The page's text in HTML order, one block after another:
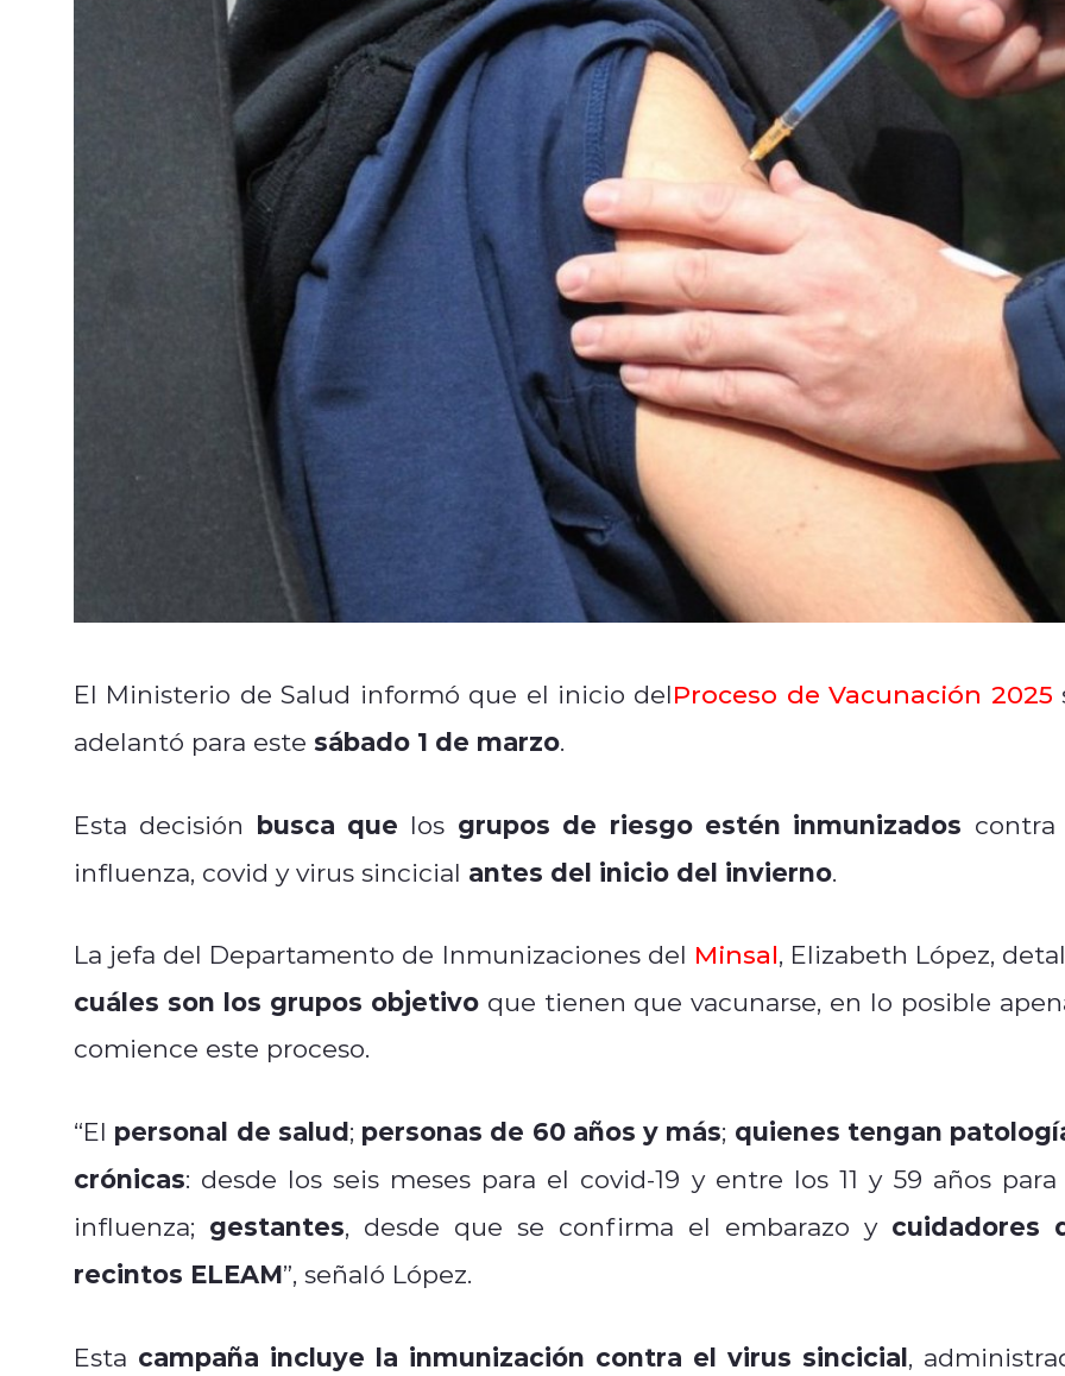
El Ministerio de Salud informó que el inicio delProceso de Vacunación 2025
adelantó para este sábado 1 de marzo.
Esta decisión busca que los grupos de riesgo estén inmunizados contra
influenza, covid y virus sincicial antes del inicio del invierno.
La jefa del Departamento de Inmunizaciones del Minsal, Elizabeth López,
cuáles son los grupos objetivoque tienen que vacunarse, en lo posible
comience este proceso.
“El personal de salud; personas de 60 años y más; quienes tengan
crónicas: desde los seis meses para el covid-19 y entre los 11 y 59 años para
influenza; gestantes, desde que se confirma el embarazo y cuidadores
recintos ELEAM”, señaló López.
Esta campaña incluye la inmunización contra el virus sincicial,